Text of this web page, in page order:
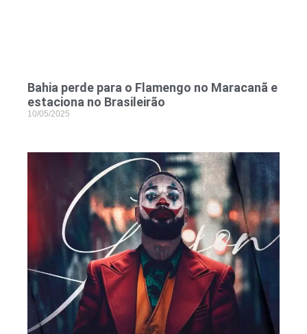
Bahia perde para o Flamengo no Maracanã e
estaciona no Brasileirão
10/05/2025